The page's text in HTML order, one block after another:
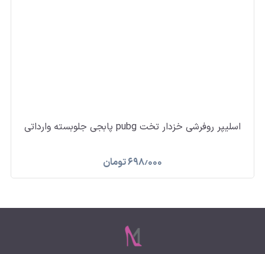
اسلیپر روفرشی خزدار تخت pubg پابجی جلوبسته وارداتی
۶۹۸٫۰۰۰تومان